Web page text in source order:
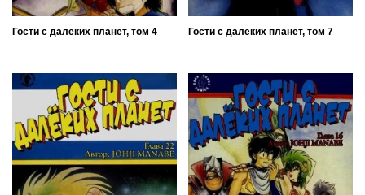
Гости с далёких планет, том 4 Гости с далёких планет, том 7